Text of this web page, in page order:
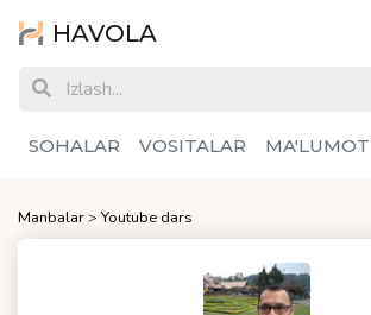
HAVOLA
SOHALAR VOSITALAR
Manbalar> Youtube dars